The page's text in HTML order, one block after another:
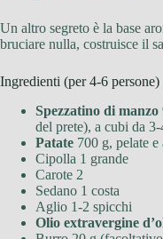
Un altro segreto è la base
bruciare nulla, costruisce il
Ingredienti (per 4-6 persone)
Spezzatino di manzo
del prete), a cubi da
Patate 700 g, pelate
Cipolla 1 grande
Carote 2
Sedano 1 costa
Aglio 1-2 spicchi
Olio extravergine